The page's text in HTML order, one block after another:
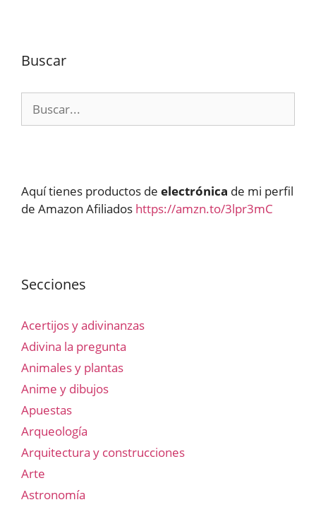
Buscar
Aquí tienes productos de electrónica de mi perfil
de Amazon Afiliados https://amzn.to/3lpr3mC
Secciones
Acertijos y adivinanzas
Adivina la pregunta
Animales y plantas
Anime y dibujos
Apuestas
Arqueología
Arquitectura y construcciones
Arte
Astronomía